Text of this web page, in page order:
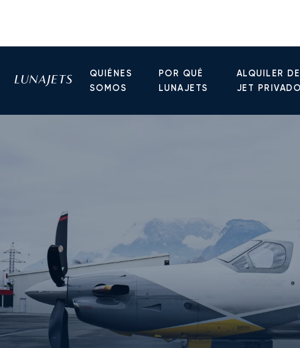
QUIÉNES
SOMOS
POR QUÉ
LUNAJETS
ALQUILER DE
JET PRIVADO